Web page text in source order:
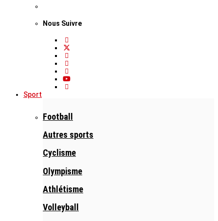
Nous Suivre
Sport
Football
Autres sports
Cyclisme
Olympisme
Athlétisme
Volleyball